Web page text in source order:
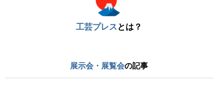
工芸プレス とは？
展示会・展覧会の記事